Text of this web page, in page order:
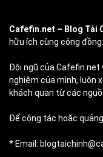
Cafefin.net – Blog Tài
hữu ích cùng cộng đồng.
Đội ngũ của
nghiệm của mình, luôn
khách quan từ các
Để cộng tác hoặc
* Email: